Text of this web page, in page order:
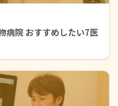
病院 おすすめしたい7医